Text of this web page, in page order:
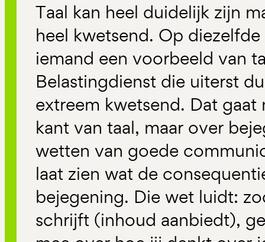
Taal kan heel duidelijk zijn
heel kwetsend. Op
iemand een voorbeeld van
Belastingdienst die uiterst
extreem kwetsend. Dat
kant van taal, maar over
wetten van goede
laat zien wat de
bejegening. Die wet luidt:
schrijft (inhoud aanbiedt),